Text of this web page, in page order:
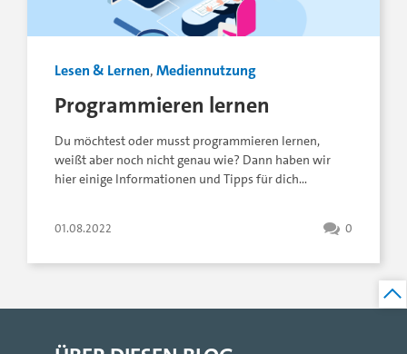
Lesen & Lernen,Mediennutzung
Programmieren lernen
Du möchtest oder musst programmieren lernen,
weißt aber noch nicht genau wie? Dann haben wir
hier einige Informationen und Tipps für dich…
01.08.2022 0